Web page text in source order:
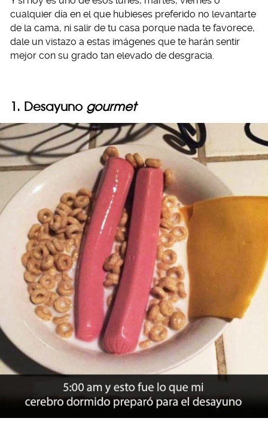
cualquier día en el que hubieses preferido no levantarte
de la cama, ni salir de tu casa porque nada te favorece,
dale un vistazo a estas imágenes que te harán sentir
mejor con su grado tan elevado de desgracia.
1. Desayuno gourmet